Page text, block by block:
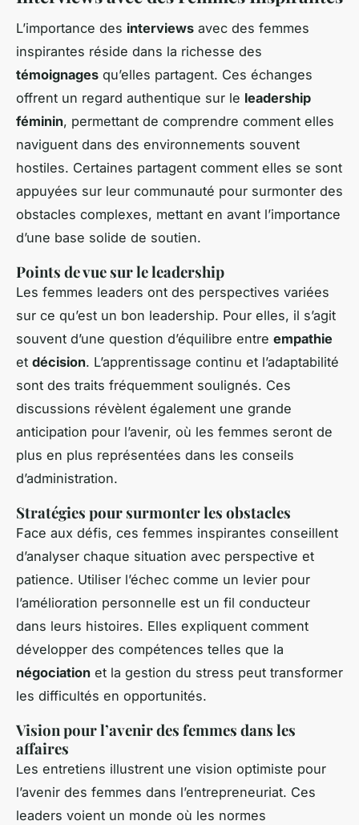
L’importance des interviews avec des femmes
inspirantes réside dans la richesse des
témoignages qu’elles partagent. Ces échanges
offrent un regard authentique sur le leadership
féminin, permettant de comprendre comment elles
naviguent dans des environnements souvent
hostiles. Certaines partagent comment elles se sont
appuyées sur leur communauté pour surmonter des
obstacles complexes, mettant en avant l’importance
d’une base solide de soutien.
Points de vue sur le leadership
Les femmes leaders ont des perspectives variées
sur ce qu’est un bon leadership. Pour elles, il s’agit
souvent d’une question d’équilibre entre empathie
et décision. L’apprentissage continu et l’adaptabilité
sont des traits fréquemment soulignés. Ces
discussions révèlent également une grande
anticipation pour l’avenir, où les femmes seront de
plus en plus représentées dans les conseils
d’administration.
Stratégies pour surmonter les obstacles
Face aux défis, ces femmes inspirantes conseillent
d’analyser chaque situation avec perspective et
patience. Utiliser l’échec comme un levier pour
l’amélioration personnelle est un fil conducteur
dans leurs histoires. Elles expliquent comment
développer des compétences telles que la
négociation et la gestion du stress peut transformer
les difficultés en opportunités.
Vision pour l’avenir des femmes dans les
affaires
Les entretiens illustrent une vision optimiste pour
l’avenir des femmes dans l’entrepreneuriat. Ces
leaders voient un monde où les normes